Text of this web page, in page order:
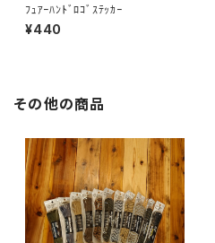
ﾌｭｱｰﾊﾝﾄﾞﾛｺﾞｽﾃｯｶｰ
¥440
その他の商品